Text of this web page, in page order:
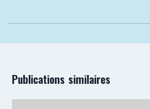
Publications similaires